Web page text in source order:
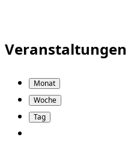
Monat
Woche
Tag